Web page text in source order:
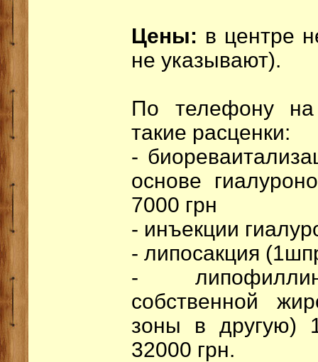
Цены: в центре
не указывают).
По телефону на
такие расценки:
-
основе
7000 грн
- инъекции
- липосакция
-
собственной
зоны в другую)
32000 грн.